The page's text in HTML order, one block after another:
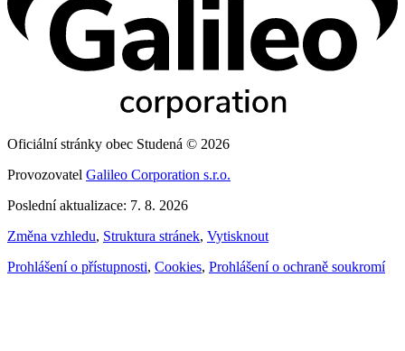
Oficiální stránky obec Studená © 2026
Provozovatel Galileo Corporation s.r.o.
Poslední aktualizace: 7. 8. 2026
Změna vzhledu, Struktura stránek, Vytisknout
Prohlášení o přístupnosti, Cookies, Prohlášení o ochraně soukromí